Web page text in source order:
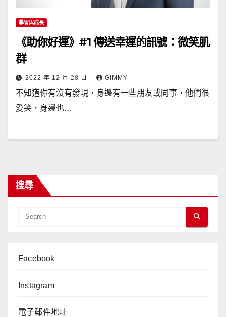
學習與成長
《助你好運》#1 傳送幸運的訊號：微笑肌
群
2022 年 12 月 28 日 GIMMY
不知道你有沒有發現，身邊有一些朋友或同事，他們很
愛笑，身邊也…
搜尋
Facebook
Instagram
電子郵件地址